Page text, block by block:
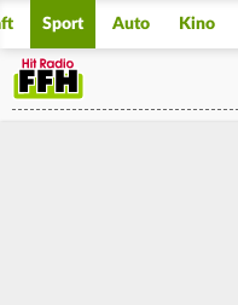
Sport Auto Kino